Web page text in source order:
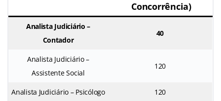
Concorrência)
Analista Judiciário –
Contador
40
Analista Judiciário –
Assistente Social
120
Analista Judiciário – Psicólogo 120